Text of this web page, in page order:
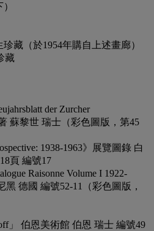
藏（於1954年購自上述畫廊）
藏
der Zurcher
蘇黎世 瑞士（彩色圖版，第45
1938-1963》展覽圖錄 白
頁 編號17
Raisonne Volume I 1922-
黑 德國 編號52-11（彩色圖版，
」 伯恩美術館 伯恩 瑞士 編號49